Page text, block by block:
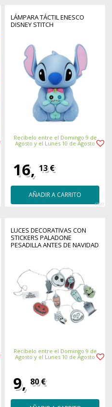
LÁMPARA TÁCTIL ENESCO
DISNEY STITCH
Recíbelo entre el Domingo 9 de
Agosto y el Lunes 10 de Agosto
16, 13 €
AÑADIR A CARRITO
47827
LUCES DECORATIVAS CON
STICKERS PALADONE
PESADILLA ANTES DE NAVIDAD
Recíbelo entre el Domingo 9 de
Agosto y el Lunes 10 de Agosto
9, 80 €